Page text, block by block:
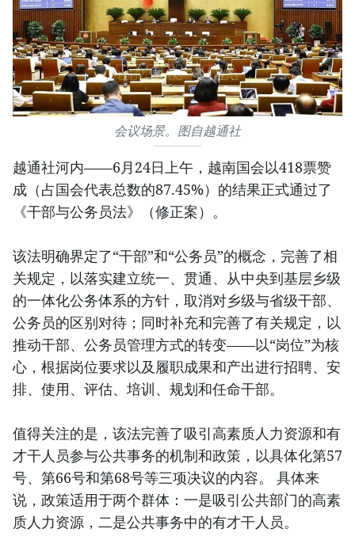
会议场景。图自越通社
越通社河内——6月24日上午，越南国会以418票赞
成（占国会代表总数的87.45%）的结果正式通过了
《干部与公务员法》（修正案）。
该法明确界定了“干部”和“公务员”的概念，完善了相
关规定，以落实建立统一、贯通、从中央到基层乡级
的一体化公务体系的方针，取消对乡级与省级干部、
公务员的区别对待；同时补充和完善了有关规定，以
推动干部、公务员管理方式的转变——以“岗位”为核
心，根据岗位要求以及履职成果和产出进行招聘、安
排、使用、评估、培训、规划和任命干部。
值得关注的是，该法完善了吸引高素质人力资源和有
才干人员参与公共事务的机制和政策，以具体化第57
号、第66号和第68号等三项决议的内容。 具体来
说，政策适用于两个群体：一是吸引公共部门的高素
质人力资源，二是公共事务中的有才干人员。